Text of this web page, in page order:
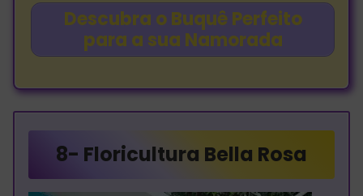
Descubra o Buquê Perfeito
para a sua Namorada
8- Floricultura Bella Rosa